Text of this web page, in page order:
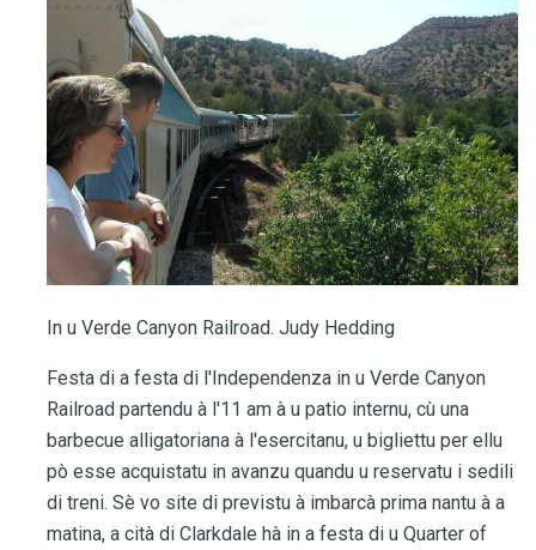
In u Verde Canyon Railroad. Judy Hedding
Festa di a festa di l'Independenza in u Verde Canyon
Railroad partendu à l'11 am à u patio internu, cù una
barbecue alligatoriana à l'esercitanu, u bigliettu per ellu
pò esse acquistatu in avanzu quandu u reservatu i sedili
di treni. Sè vo site di previstu à imbarcà prima nantu à a
matina, a cità di Clarkdale hà in a festa di u Quarter of